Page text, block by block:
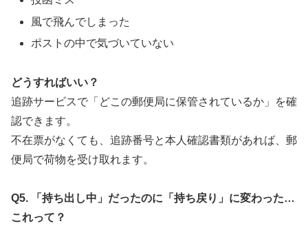
風で飛んでしまった
ポストの中で気づいていない
どうすればいい？
追跡サービスで「どこの郵便局に保管されているか」を確
認できます。
不在票がなくても、追跡番号と本人確認書類があれば、郵
便局で荷物を受け取れます。
Q5.
「持ち出し中」だったのに「持ち戻り」に変わった…
これって？